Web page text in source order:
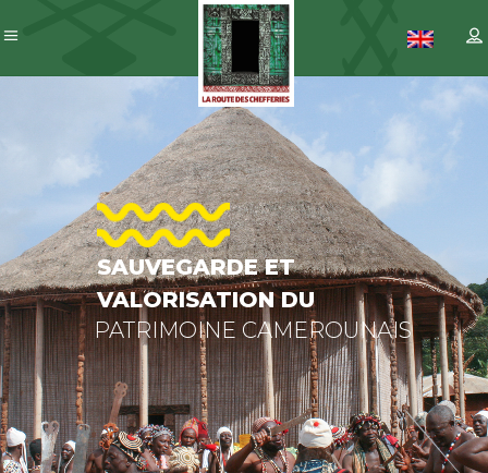
SAUVEGARDE
ET
VALORISATION
DU